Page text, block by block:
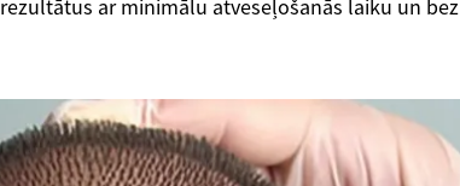
ar minimālu atveseļošanās laiku un bez